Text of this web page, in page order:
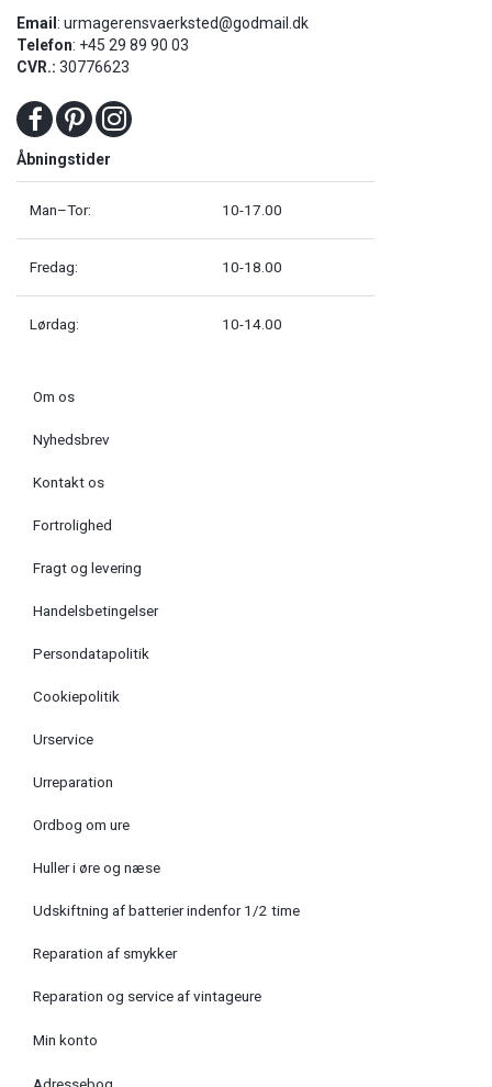
Email : urmagerensvaerksted@godmail.dk
Telefon: +45 29 89 90 03
CVR.: 30776623
Åbningstider
Man–Tor: 10-17.00
Fredag: 10-18.00
Lørdag: 10-14.00
Om os
Nyhedsbrev
Kontakt os
Fortrolighed
Fragt og levering
Handelsbetingelser
Persondatapolitik
Cookiepolitik
Urservice
Urreparation
Ordbog om ure
Huller i øre og næse
Udskiftning af batterier indenfor 1/2 time
Reparation af smykker
Reparation og service af vintageure
Min konto